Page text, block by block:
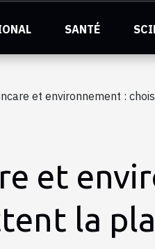
SANTÉ
et environnement :
et
la